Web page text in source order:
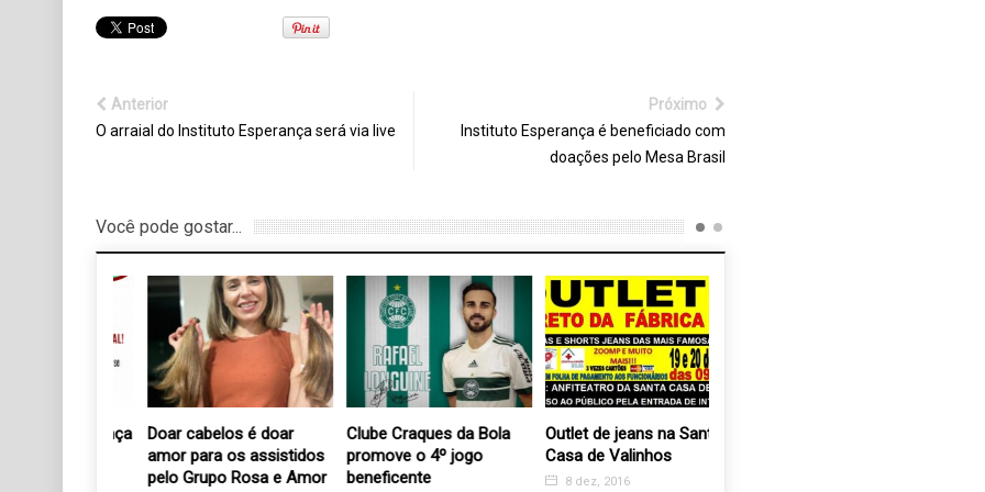
Anterior
O arraial do Instituto Esperança será via live
Próximo
Instituto Esperança é beneficiado com
doações pelo Mesa Brasil
Você pode gostar...
Doar cabelos é doar
amor para os assistidos
pelo Grupo Rosa e Amor
Clube Craques da Bola
promove o 4º jogo
beneficente
Outlet de jeans na Santa
Casa de Valinhos
8 dez, 2016